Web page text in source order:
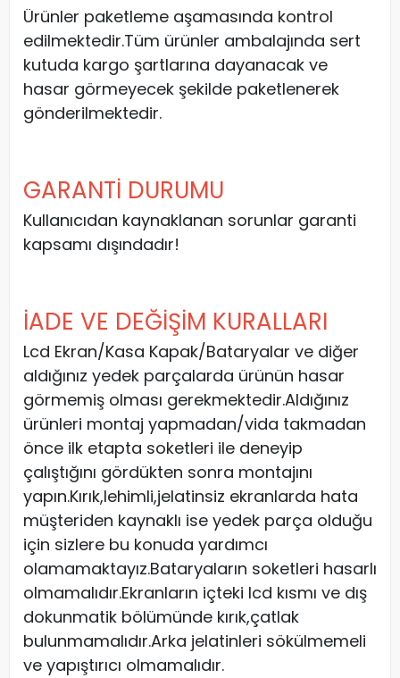
Ürünler paketleme aşamasında kontrol
edilmektedir.Tüm ürünler ambalajında sert
kutuda kargo şartlarına dayanacak ve
hasar görmeyecek şekilde paketlenerek
gönderilmektedir.
GARANTİ DURUMU
Kullanıcıdan kaynaklanan sorunlar garanti
kapsamı dışındadır!
İADE VE DEĞİŞİM KURALLARI
Lcd Ekran/Kasa Kapak/Bataryalar ve diğer
aldığınız yedek parçalarda ürünün hasar
görmemiş olması gerekmektedir.Aldığınız
ürünleri montaj yapmadan/vida takmadan
önce ilk etapta soketleri ile deneyip
çalıştığını gördükten sonra montajını
yapın.Kırık,lehimli,jelatinsiz ekranlarda hata
müşteriden kaynaklı ise yedek parça olduğu
için sizlere bu konuda yardımcı
olamamaktayız.Bataryaların soketleri hasarlı
olmamalıdır.Ekranların içteki lcd kısmı ve dış
dokunmatik bölümünde kırık,çatlak
bulunmamalıdır.Arka jelatinleri sökülmemeli
ve yapıştırıcı olmamalıdır.